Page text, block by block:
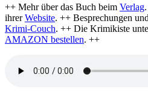
++ Mehr über das Buch beim Verlag
ihrerWebsite. ++ Besprechungen
Krimi-Couch. ++ Die Krimikiste
AMAZON bestellen. ++